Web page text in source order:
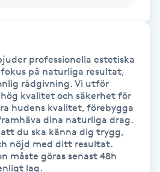
professionella estetiska
på naturliga resultat,
rådgivning. Vi utför
kvalitet och säkerhet för
hudens kvalitet, förebygga
dina naturliga drag.
du ska känna dig trygg,
nöjd med ditt resultat.
måste göras senast 48h
lag.